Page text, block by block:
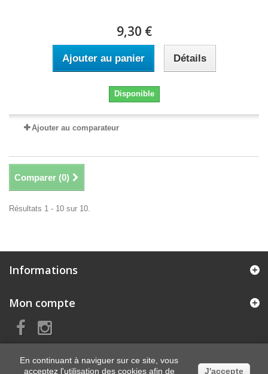
9,30 €
Ajouter au panier Détails
Disponible
Ajouter au comparateur
Comparer (0)
Résultats 1 - 10 sur 10.
Informations
Mon compte
En continuant à naviguer sur ce site, vous
acceptez l'utilisation des cookies afin de
J'accepte